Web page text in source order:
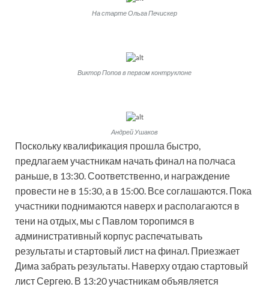
На старте Ольга Печискер
Виктор Попов в первом контруклоне
Андрей Ушаков
Поскольку квалификация прошла быстро,
предлагаем участникам начать финал на полчаса
раньше, в 13:30. Соответственно, и награждение
провести не в 15:30, а в 15:00. Все соглашаются. Пока
участники поднимаются наверх и располагаются в
тени на отдых, мы с Павлом торопимся в
административный корпус распечатывать
результаты и стартовый лист на финал. Приезжает
Дима забрать результаты. Наверху отдаю стартовый
лист Сергею. В 13:20 участникам объявляется